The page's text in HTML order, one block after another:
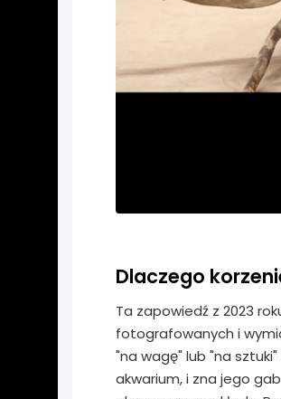
Dlaczego
Ta zapowiedź z 2023
fotografowanych i
"na wagę" lub "na
akwarium, i zna jego